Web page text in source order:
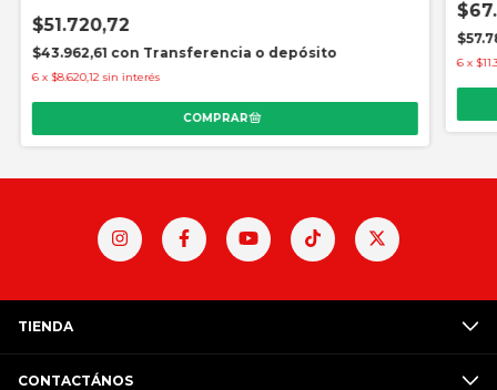
$51.720,72
$43.962,61 con Transferencia o depósito
6 x $8.620,12 sin interés
6 x
TIENDA
CONTACTÁNOS